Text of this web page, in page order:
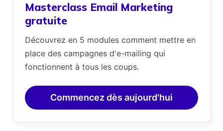
Masterclass Email Marketing
gratuite
Découvrez en 5 modules comment mettre en
place des campagnes d'e-mailing qui
fonctionnent à tous les coups.
Commencez dès aujourd'hui